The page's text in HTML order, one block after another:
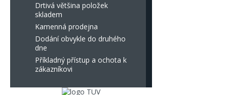
Drtivá většina položek
skladem
Kamenná prodejna
Dodání obvykle do druhého
dne
Příkladný přístup a ochota k
zákazníkovi